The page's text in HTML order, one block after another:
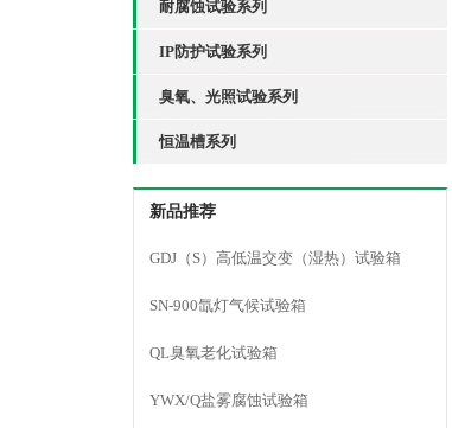
耐腐蚀试验系列
IP防护试验系列
臭氧、光照试验系列
恒温槽系列
新品推荐
GDJ（S）高低温交变（湿热）试验箱
SN-900氙灯气候试验箱
QL臭氧老化试验箱
YWX/Q盐雾腐蚀试验箱